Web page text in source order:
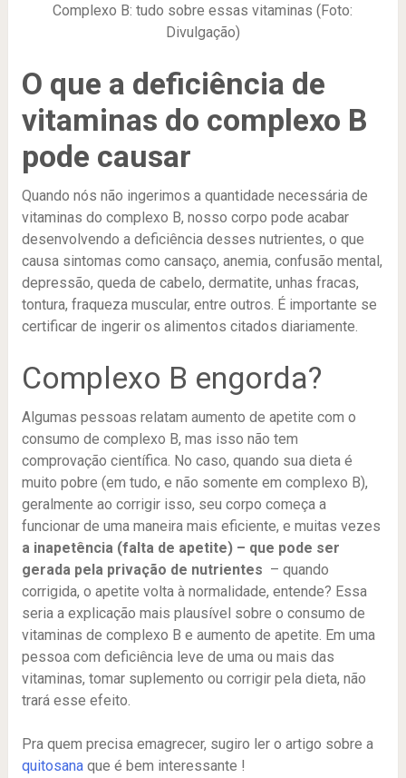
Complexo B: tudo sobre essas vitaminas (Foto:
Divulgação)
O que a deficiência de
vitaminas do complexo B
pode causar
Quando nós não ingerimos a quantidade necessária de
vitaminas do complexo B, nosso corpo pode acabar
desenvolvendo a deficiência desses nutrientes, o que
causa sintomas como cansaço, anemia, confusão mental,
depressão, queda de cabelo, dermatite, unhas fracas,
tontura, fraqueza muscular, entre outros. É importante se
certificar de ingerir os alimentos citados diariamente.
Complexo B engorda?
Algumas pessoas relatam aumento de apetite com o
consumo de complexo B, mas isso não tem
comprovação científica. No caso, quando sua dieta é
muito pobre (em tudo, e não somente em complexo B),
geralmente ao corrigir isso, seu corpo começa a
funcionar de uma maneira mais eficiente, e muitas vezes
a inapetência (falta de apetite) – que pode ser
gerada pela privação de nutrientes – quando
corrigida, o apetite volta à normalidade, entende? Essa
seria a explicação mais plausível sobre o consumo de
vitaminas de complexo B e aumento de apetite. Em uma
pessoa com deficiência leve de uma ou mais das
vitaminas, tomar suplemento ou corrigir pela dieta, não
trará esse efeito.
Pra quem precisa emagrecer, sugiro ler o artigo sobre a
quitosanaque é bem interessante !